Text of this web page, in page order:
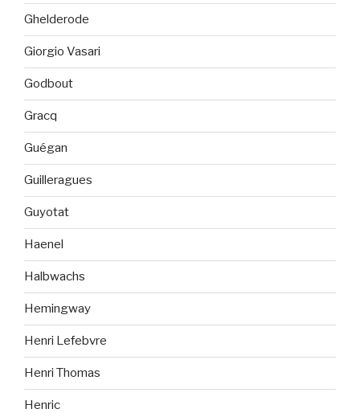
Ghelderode
Giorgio Vasari
Godbout
Gracq
Guégan
Guilleragues
Guyotat
Haenel
Halbwachs
Hemingway
Henri Lefebvre
Henri Thomas
Henric